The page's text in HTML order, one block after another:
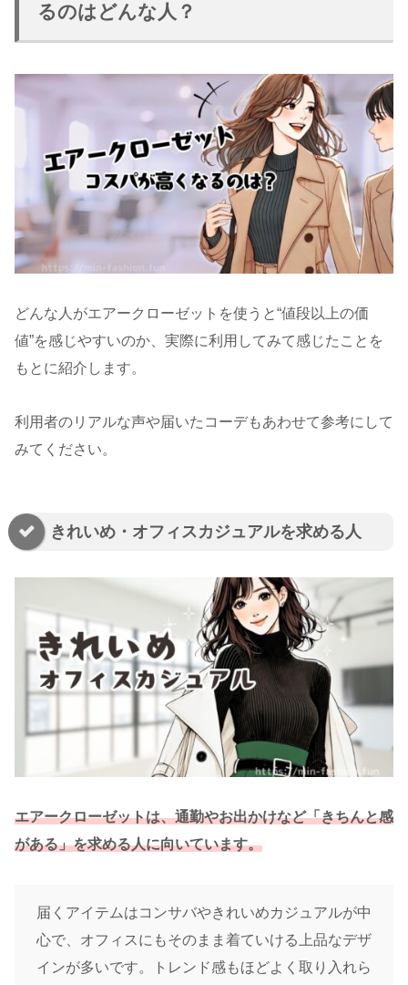
るのはどんな人？
どんな人がエアークローゼットを使うと“値段以上の価
値”を感じやすいのか、実際に利用してみて感じたことを
もとに紹介します。
利用者のリアルな声や届いたコーデもあわせて参考にして
みてください。
きれいめ・オフィスカジュアルを求める人
エアークローゼットは、通勤やお出かけなど「きちんと感
がある」を求める人に向いています。
届くアイテムはコンサバやきれいめカジュアルが中
心で、オフィスにもそのまま着ていける上品なデザ
インが多いです。トレンド感もほどよく取り入れら